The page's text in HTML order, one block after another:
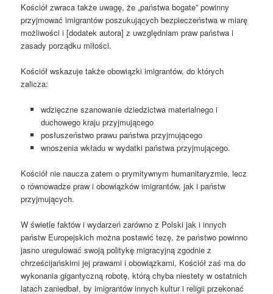
Kościół zwraca także uwagę, że „państwa bogate” powinny
przyjmować imigrantów poszukujących bezpieczeństwa w miarę
możliwości i [dodatek autora] z uwzględniam praw państwa i
zasady porządku miłości.
Kościół wskazuje także obowiązki imigrantów, do których
zalicza:
wdzięczne szanowanie dziedzictwa materialnego i
duchowego kraju przyjmującego
posłuszeństwo prawu państwa przyjmującego
wnoszenia wkładu w wydatki państwa przyjmującego.
Kościół nie naucza zatem o prymitywnym humanitaryzmie, lecz
o równowadze praw i obowiązków imigrantów, jak i państw
przyjmujących.
W świetle faktów i wydarzeń zarówno z Polski jak i innych
państw Europejskich można postawić tezę, że państwo powinno
jasno uregulować swoją politykę migracyjną zgodnie z
chrześcijańskimi jej prawami i obowiązkami, Kościół zaś ma do
wykonania gigantyczną robotę, którą chyba niestety w ostatnich
latach zaniedbał, by imigrantów innych kultur i religii przekonać